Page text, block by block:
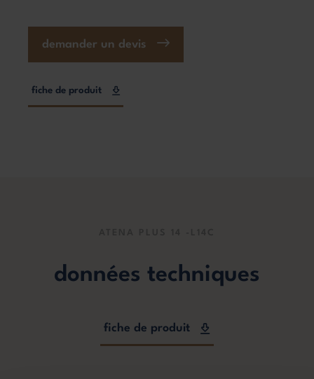
demander un devis
fiche de produit
données techniques
fiche de produit